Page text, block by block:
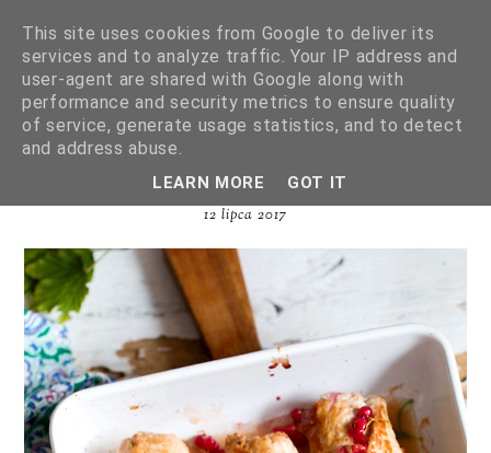
ROLADKI SCHABOWE Z CZERWONĄ
PORZECZKĄ I SZPINAKIEM
12 lipca 2017
This site uses cookies from Google to deliver its
services and to analyze traffic. Your IP address and
user-agent are shared with Google along with
performance and security metrics to ensure quality
of service, generate usage statistics, and to detect
and address abuse.
LEARN MORE GOT IT